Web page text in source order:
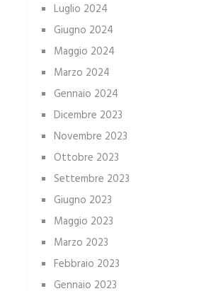
Luglio 2024
Giugno 2024
Maggio 2024
Marzo 2024
Gennaio 2024
Dicembre 2023
Novembre 2023
Ottobre 2023
Settembre 2023
Giugno 2023
Maggio 2023
Marzo 2023
Febbraio 2023
Gennaio 2023